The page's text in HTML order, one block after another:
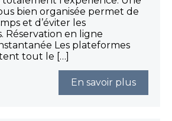
bien organisée permet de
et d’éviter les
Réservation en ligne
Les plateformes
tout le […]
En savoir plus